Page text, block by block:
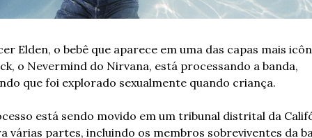
Elden, o bebê que aparece em uma das capas mais
o Nevermind do Nirvana, está processando a banda,
que foi explorado sexualmente quando criança.
está sendo movido em um tribunal distrital da
várias partes, incluindo os membros sobreviventes da